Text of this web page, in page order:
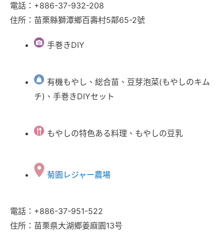
電話：+886-37-932-208
住所：苗栗縣獅潭鄉百壽村5鄰65-2號
手巻きDIY
有機もやし、総合苗、豆芽泡菜(もやしのキム
チ)、手巻きDIYセット
もやしの特色ある料理、もやしの豆乳
菊園レジャー農場
電話：+886-37-951-522
住所：苗栗県大湖郷姜麻園13号